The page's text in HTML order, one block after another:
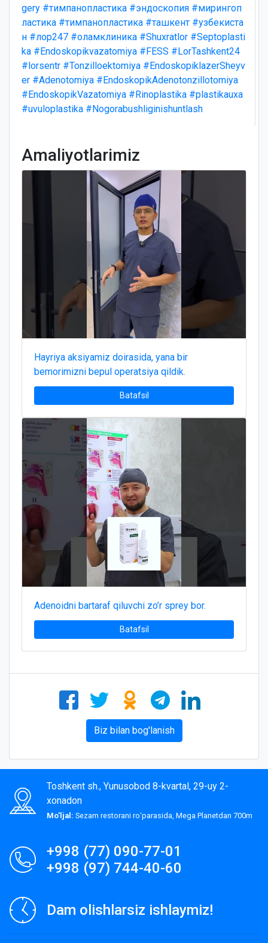
gery #тимпанопластика #эндоскопия #мирингоп
ластика #тимпанопластика #ташкент #узбекиста
н #лор247 #оламклиника #Shuxratlor #Septoplasti
ka #Endoskopikvazatomiya #FESS #LorTashkent24
#lorsentr #Tonzilloektomiya #EndoskopiklazerSheyv
er #Adenotomiya #EndoskopikAdenotonzillotomiya
#EndoskopikVazatomiya #Rinoplastika #plastikauxa
#uvuloplastika #Nogorabushliginishuntlash
Amaliyotlarimiz
Hayriya aksiyamiz doirasida, yana bir
bemorimizni bepul operatsiya qildik.
Batafsil
Adenoidni bartaraf qiluvchi zo’r sprey bor.
Batafsil
Biz bilan bog'lanish
Toshkent sh., Yunusobod 8-kvartal, 29-uy 2-
xonadon
Mo'ljal: Sezam restorani roʻparasida, Mega Planetdan 700m
+998 (77) 090-77-01
+998 (97) 744-40-60
Dam olishlarsiz ishlaymiz!